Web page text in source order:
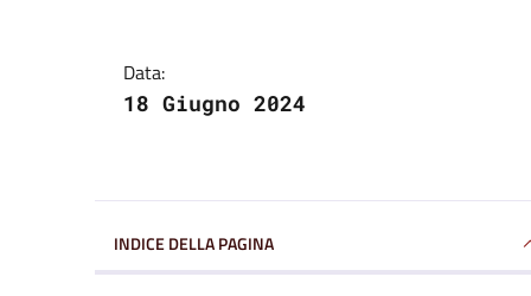
Data:
18 Giugno 2024
INDICE DELLA PAGINA